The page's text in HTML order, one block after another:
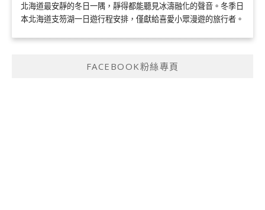
北海道最安靜的冬日一隅，靜得都能聽見冰濤融化的聲音。冬季日
本北海道支笏湖一日遊行程安排，僅獻給喜愛小眾漫遊的旅行者。
FACEBOOK粉絲專頁